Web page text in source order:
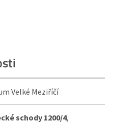
Velké Meziříčí
schody 1200/4,